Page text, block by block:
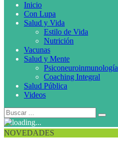
Inicio
Con Lupa
Salud y Vida
Estilo de Vida
Nutrición
Vacunas
Salud y Mente
Psiconeuroinmunología
Coaching Integral
Salud Pública
Videos
NOVEDADES